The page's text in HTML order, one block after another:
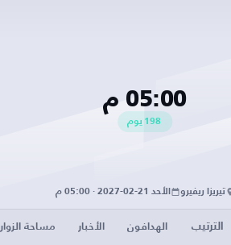
05:00 م
198 يوم
تيريزا ريفيرو الأحد 21-02-2027 · 05:00 م
الترتيب الهدافون الأخبار مساحة الزوار